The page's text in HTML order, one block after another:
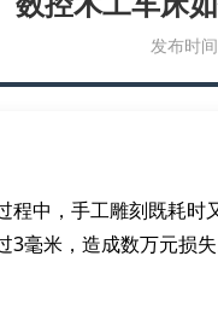
发布时
程中，手工雕刻既耗
3毫米，造成数万元损